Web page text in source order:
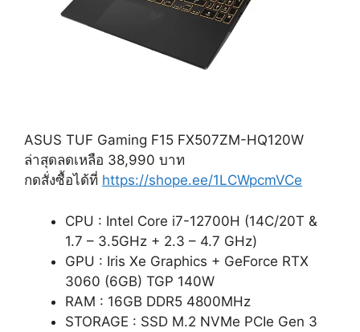
ASUS TUF Gaming F15 FX507ZM-HQ120W
ล่าสุดลดเหลือ 38,990 บาท
กดสั่งซื้อได้ที่ https://shope.ee/1LCWpcmVCe
CPU : Intel Core i7-12700H (14C/20T &
1.7 – 3.5GHz + 2.3 – 4.7 GHz)
GPU : Iris Xe Graphics + GeForce RTX
3060 (6GB) TGP 140W
RAM : 16GB DDR5 4800MHz
STORAGE : SSD M.2 NVMe PCIe Gen 3